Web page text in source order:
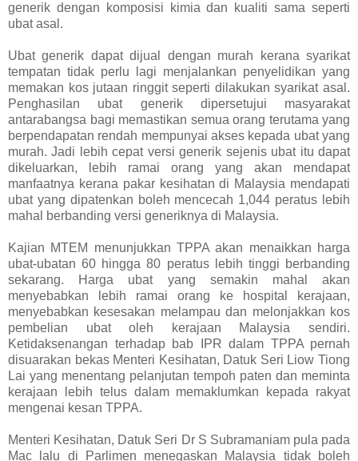
generik dengan komposisi kimia dan kualiti sama seperti
ubat asal.
Ubat generik dapat dijual dengan murah kerana syarikat
tempatan tidak perlu lagi menjalankan penyelidikan yang
memakan kos jutaan ringgit seperti dilakukan syarikat asal.
Penghasilan ubat generik dipersetujui masyarakat
antarabangsa bagi memastikan semua orang terutama yang
berpendapatan rendah mempunyai akses kepada ubat yang
murah. Jadi lebih cepat versi generik sejenis ubat itu dapat
dikeluarkan, lebih ramai orang yang akan mendapat
manfaatnya kerana pakar kesihatan di Malaysia mendapati
ubat yang dipatenkan boleh mencecah 1,044 peratus lebih
mahal berbanding versi generiknya di Malaysia.
Kajian MTEM menunjukkan TPPA akan menaikkan harga
ubat-ubatan 60 hingga 80 peratus lebih tinggi berbanding
sekarang. Harga ubat yang semakin mahal akan
menyebabkan lebih ramai orang ke hospital kerajaan,
menyebabkan kesesakan melampau dan melonjakkan kos
pembelian ubat oleh kerajaan Malaysia sendiri.
Ketidaksenangan terhadap bab IPR dalam TPPA pernah
disuarakan bekas Menteri Kesihatan, Datuk Seri Liow Tiong
Lai yang menentang pelanjutan tempoh paten dan meminta
kerajaan lebih telus dalam memaklumkan kepada rakyat
mengenai kesan TPPA.
Menteri Kesihatan, Datuk Seri Dr S Subramaniam pula pada
Mac lalu di Parlimen menegaskan Malaysia tidak boleh